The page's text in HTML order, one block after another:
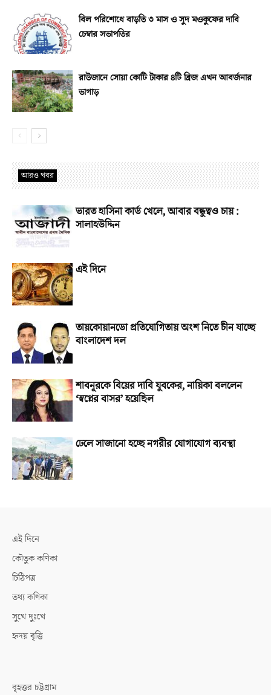
বিল পরিশোধে বাড়তি ৩ মাস ও সুদ মওকুফের দাবি
চেম্বার সভাপতির
রাউজানে সোয়া কোটি টাকার ৪টি ব্রিজ এখন আবর্জনার
ভাগাড়
আরও খবর
ভারত হাসিনা কার্ড খেলে, আবার বন্ধুত্বও চায় :
সালাহউদ্দিন
এই দিনে
তায়কোয়ানডো প্রতিযোগিতায় অংশ নিতে চীন যাচ্ছে
বাংলাদেশ দল
শাবনূরকে বিয়ের দাবি যুবকের, নায়িকা বললেন
‘স্বপ্নের বাসর’ হয়েছিল
ঢেলে সাজানো হচ্ছে নগরীর যোগাযোগ ব্যবস্থা
এই দিনে
কৌতুক কণিকা
চিঠিপত্র
তথ্য কণিকা
সুখে দুঃখে
হৃদয় বৃত্তি
বৃহত্তর চট্টগ্রাম